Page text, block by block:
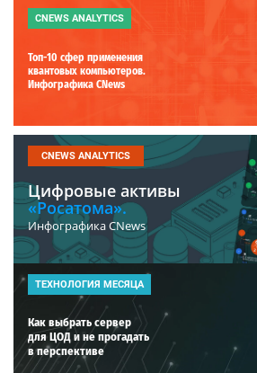
CNEWS ANALYTICS
Топ-10 сфер применения
квантовых компьютеров.
Инфографика CNews
CNEWS ANALYTICS
Цифровые активы
«Росатома».
Инфографика CNews
ТЕХНОЛОГИЯ МЕСЯЦА
Как выбрать сервер
для ЦОД и не прогадать
в перспективе